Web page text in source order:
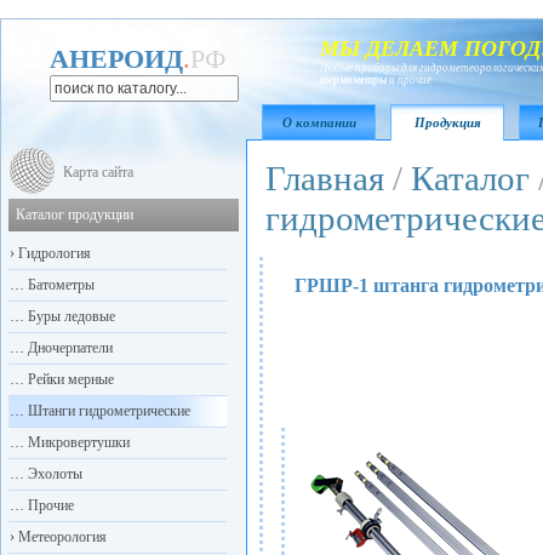
АНЕРОИД.РФ МЫ ДЕЛАЕМ
Любые приборы для
термометры и прочие
О компании Продукция
Главная / Каталог
ГРШР-1 штанга
Карта сайта
Каталог продукции
› Гидрология
… Батометры
… Буры ледовые
… Дночерпатели
… Рейки мерные
… Штанги гидрометрические
… Микровертушки
… Эхолоты
… Прочие
› Метеорология